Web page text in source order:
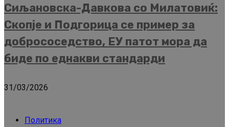
Сиљановска-Давкова со Милатовиќ:
Скопје и Подгорица се пример за
добрососедство, ЕУ патот мора да
биде по еднакви стандарди
31/03/2026
Политика